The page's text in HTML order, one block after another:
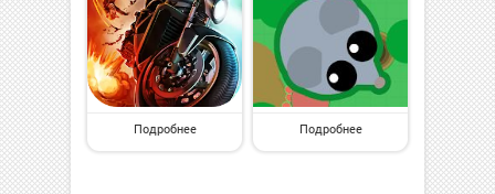
Подробнее Подробнее